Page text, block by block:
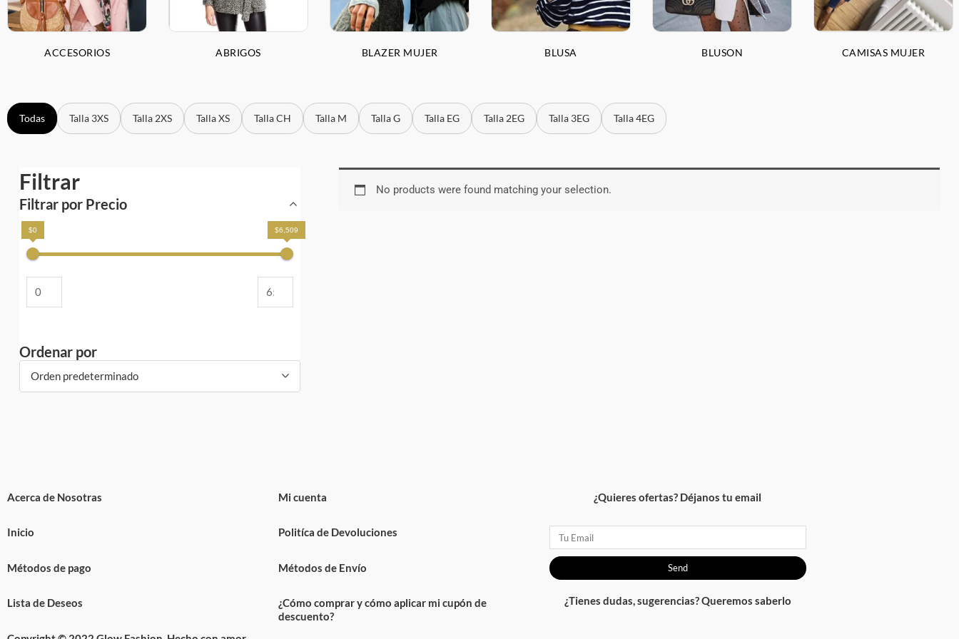
ACCESORIOS ABRIGOS BLAZER MUJER BLUSA BLUSON CAMISAS MUJER
Todas Talla 3XS Talla 2XS Talla XS Talla CH Talla M Talla G Talla EG Talla 2EG Talla 3EG Talla 4EG
Filtrar
Filtrar por Precio
$0 $6,509
Ordenar por
Orden predeterminado
No products were found matching your selection.
Acerca de Nosotras
Inicio
Métodos de pago
Lista de Deseos
Mi cuenta
Politíca de Devoluciones
Métodos de Envío
¿Cómo comprar y cómo aplicar mi cupón de
descuento?
¿Quieres ofertas? Déjanos tu email
Email
Send
¿Tienes dudas, sugerencias? Queremos saberlo